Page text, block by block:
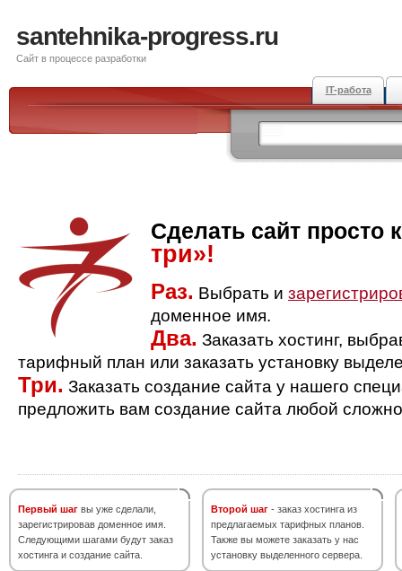
santehnika-progress.ru
Сайт в процессе разработки
IT-работа
Сделать сайт просто
три»!
Раз. Выбрать и
доменное имя.
Два. Заказать хостинг,
тарифный план или заказать установку
Три. Заказать создание сайта у нашего
предложить вам создание сайта любой
Первый шаг вы уже сделали,
зарегистрировав доменное имя.
Следующими шагами будут заказ
хостинга и создание сайта.
Второй шаг - заказ хостинга из
предлагаемых тарифных планов.
Также вы можете заказать у нас
установку выделенного сервера.